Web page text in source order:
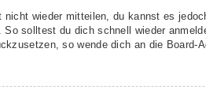
wieder mitteilen, du kannst es
solltest du dich schnell wieder
so wende dich an die Board-